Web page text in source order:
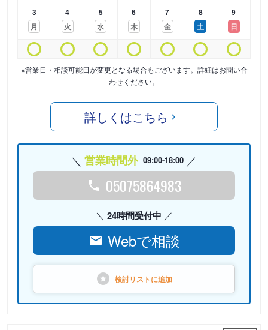
3
月
4
火
5
水
6
木
7
金
8
土
9
日
※営業日・相談可能日が変更となる場合もございます。詳細はお問い合
わせください。
詳しくはこちら
営業時間外 09:00-18:00
05075864983
24時間受付中
Webで相談
検討リストに追加